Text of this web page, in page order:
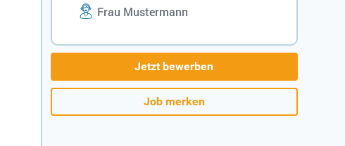
Frau Mustermann
Jetzt bewerben
Job merken